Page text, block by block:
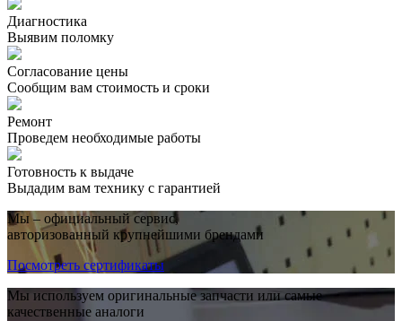
Диагностика
Выявим поломку
Согласование цены
Сообщим вам стоимость и сроки
Ремонт
Проведем необходимые работы
Готовность к выдаче
Выдадим вам технику с гарантией
Мы – официальный сервис,
авторизованный крупнейшими брендами
Посмотреть сертификаты
Мы используем оригинальные запчасти или самые
качественные аналоги